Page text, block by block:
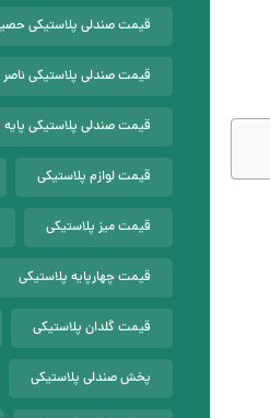
قیمت صندلی پلاستیکی
قیمت صندلی پلاستیکی ناصر
قیمت صندلی پلاستیکی پایه
قیمت لوازم پلاستیکی
قیمت میز پلاستیکی
قیمت چهارپایه پلاستیکی
قیمت گلدان پلاستیکی
پخش صندلی پلاستیکی